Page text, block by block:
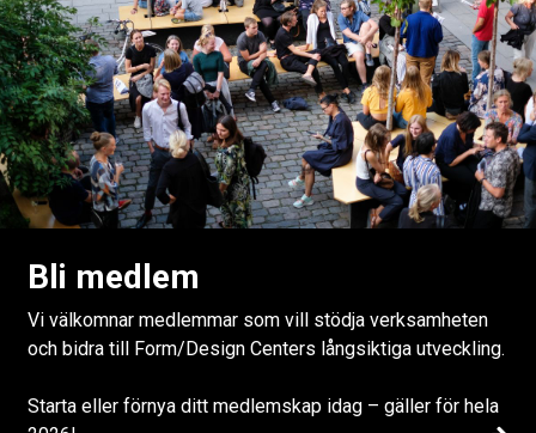
Bli medlem
Vi välkomnar medlemmar som vill stödja verksamheten
och bidra till Form/Design Centers långsiktiga utveckling.
Starta eller förnya ditt medlemskap idag – gäller för hela